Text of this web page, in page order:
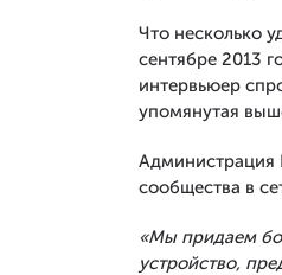
Что несколько
сентябре 2013
интервьюер
упомянутая
Администрация
сообщества в
«Мы придаем
устройство,